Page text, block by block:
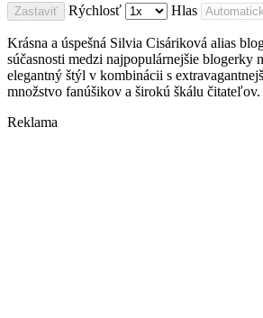
Zastaviť Rýchlosť Hlas
Krásna a úspešná Silvia Cisáriková alias
súčasnosti medzi najpopulárnejšie blogerky
elegantný štýl v kombinácii s
množstvo fanúšikov a širokú škálu čitateľov.
Reklama